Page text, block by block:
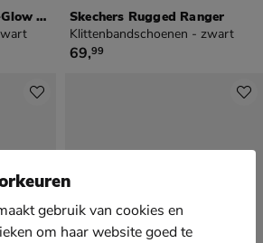
Skechers S Lighs Flex-Glow Ultra Skechers Rugged Ranger
Klittenbandschoenen - zwart
€ 69,99
69,99
gebruik van cookies en
om haar website goed te